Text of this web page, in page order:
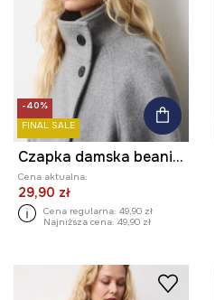
-40%
FINAL SALE
Czapka damska beanie prążkowana
Cena aktualna:
29,90 zł
Cena regularna: 49,90 zł
Najniższa cena: 49,90 zł